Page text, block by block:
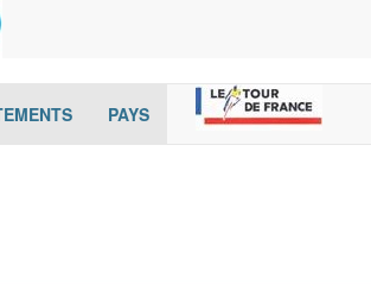
(current)
PAYS(cur